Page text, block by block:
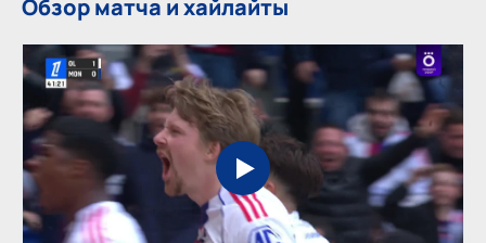
Обзор матча и хайлайты